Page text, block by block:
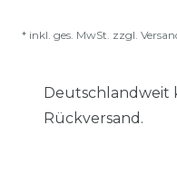
* inkl. ges. MwSt. zzgl.
Deutschlandweit
Rückversand.